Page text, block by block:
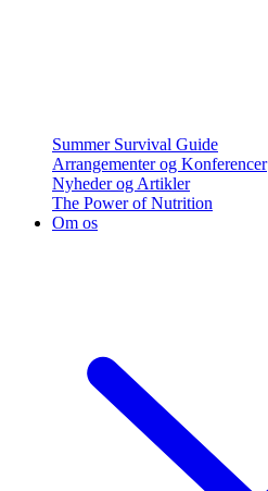
Summer Survival Guide
Arrangementer og Konferencer
Nyheder og Artikler
The Power of Nutrition
Om os